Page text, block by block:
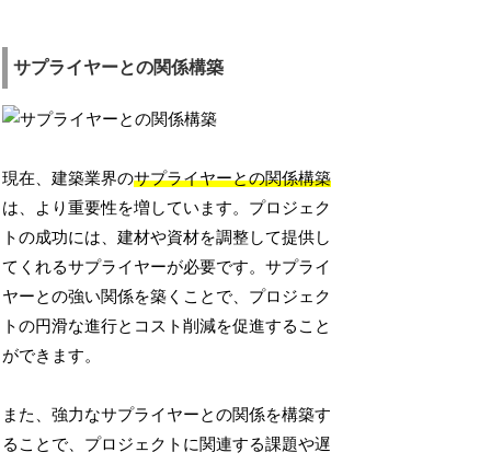
サプライヤーとの関係構築
現在、建築業界のサプライヤーとの関係構築
は、より重要性を増しています。プロジェク
トの成功には、建材や資材を調整して提供し
てくれるサプライヤーが必要です。サプライ
ヤーとの強い関係を築くことで、プロジェク
トの円滑な進行とコスト削減を促進すること
ができます。
また、強力なサプライヤーとの関係を構築す
ることで、プロジェクトに関連する課題や遅